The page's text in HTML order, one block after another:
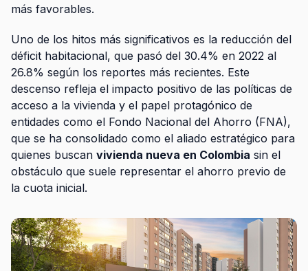
más favorables.
Uno de los hitos más significativos es la reducción del
déficit habitacional, que pasó del 30.4% en 2022 al
26.8% según los reportes más recientes. Este
descenso refleja el impacto positivo de las políticas de
acceso a la vivienda y el papel protagónico de
entidades como el Fondo Nacional del Ahorro (FNA),
que se ha consolidado como el aliado estratégico para
quienes buscan vivienda nueva en Colombia sin el
obstáculo que suele representar el ahorro previo de
la cuota inicial.